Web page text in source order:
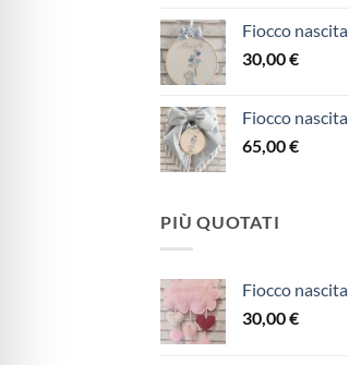
Fiocco nascita
30,00€
Fiocco nascita
65,00€
PIÙ QUOTATI
Fiocco nascita
30,00€